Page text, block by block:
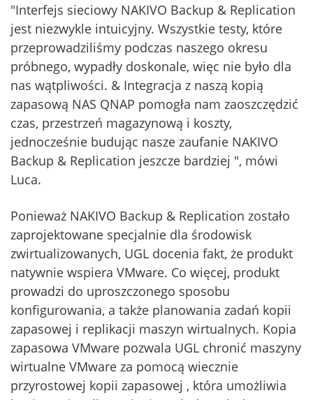
"Interfejs sieciowy NAKIVO Backup & Replication
jest niezwykle intuicyjny. Wszystkie testy, które
przeprowadziliśmy podczas naszego okresu
próbnego, wypadły doskonale, więc nie było dla
nas wątpliwości. & Integracja z naszą kopią
zapasową NAS QNAP pomogła nam zaoszczędzić
czas, przestrzeń magazynową i koszty,
jednocześnie budując nasze zaufanie NAKIVO
Backup & Replication jeszcze bardziej ", mówi
Luca.
Ponieważ NAKIVO Backup & Replication zostało
zaprojektowane specjalnie dla środowisk
zwirtualizowanych, UGL docenia fakt, że produkt
natywnie wspiera VMware. Co więcej, produkt
prowadzi do uproszczonego sposobu
konfigurowania, a także planowania zadań kopii
zapasowej i replikacji maszyn wirtualnych. Kopia
zapasowa VMware pozwala UGL chronić maszyny
wirtualne VMware za pomocą wiecznie
przyrostowej kopii zapasowej , która umożliwia